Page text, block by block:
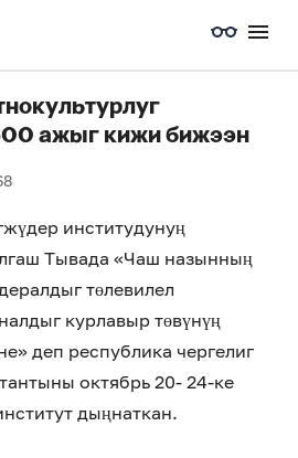
ажыг кижи бижээн
институдунуң
Тывада «Чаш назынның
төлевилел
курлавыр төвүнүң
деп республика чергелиг
октябрь 20- 24-ке
дыңнаткан.